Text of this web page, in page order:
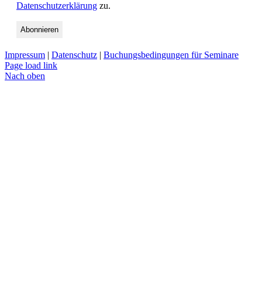
Datenschutzerklärung zu.
Impressum | Datenschutz | Buchungsbedingungen für Seminare
Page load link
Nach oben